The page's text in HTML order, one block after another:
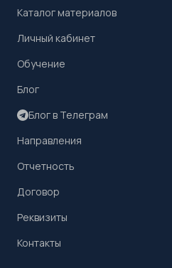
Каталог материалов
Личный кабинет
Обучение
Блог
Блог в Телеграм
Направления
Отчетность
Договор
Реквизиты
Контакты